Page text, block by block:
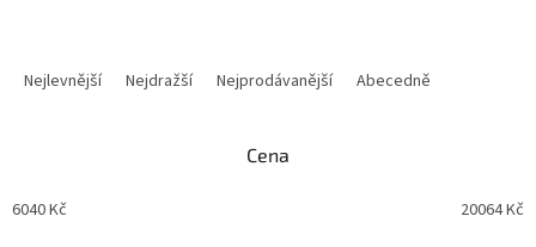
p
Nejlevnější Nejdražší Nejprodávanější Abecedně
Cena
6040Kč 20064Kč